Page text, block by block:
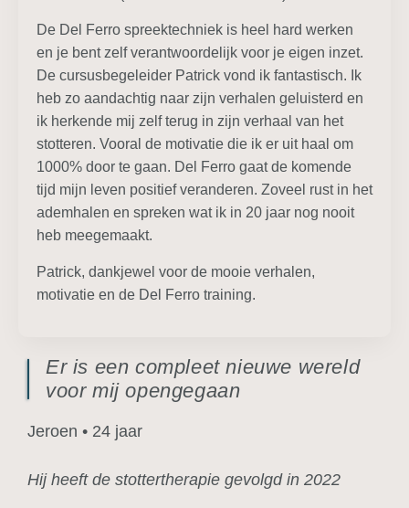
Er is een compleet nieuwe wereld
voor mij opengegaan
Jeroen • 24 jaar
Hij heeft de stottertherapie gevolgd in 2022
De Del Ferro spreektechniek is heel hard werken
en je bent zelf verantwoordelijk voor je eigen inzet.
De cursusbegeleider Patrick vond ik fantastisch. Ik
heb zo aandachtig naar zijn verhalen geluisterd en
ik herkende mij zelf terug in zijn verhaal van het
stotteren. Vooral de motivatie die ik er uit haal om
1000% door te gaan. Del Ferro gaat de komende
tijd mijn leven positief veranderen. Zoveel rust in het
ademhalen en spreken wat ik in 20 jaar nog nooit
heb meegemaakt.
Patrick, dankjewel voor de mooie verhalen,
motivatie en de Del Ferro training.